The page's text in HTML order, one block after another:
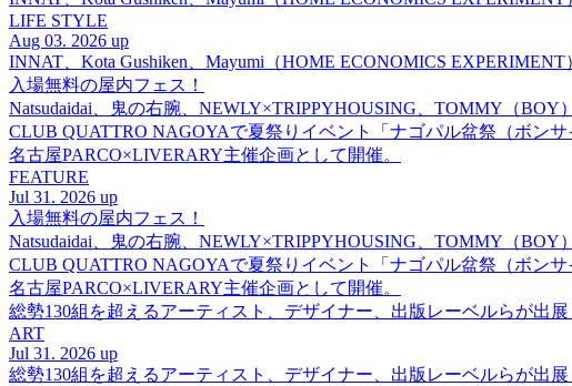
LIFE STYLE
Aug 03. 2026 up
INNAT、Kota Gushiken、Mayumi（HOME ECONOMICS
入場無料の屋内フェス！
Natsudaidai、鬼の右腕、NEWLY×TRIPPYHOUSING、TOMMY（BOY
CLUB QUATTRO NAGOYAで夏祭りイベント「ナゴパル盆祭（ボンサ
名古屋PARCO×LIVERARY主催企画として開催。
FEATURE
Jul 31. 2026 up
入場無料の屋内フェス！
Natsudaidai、鬼の右腕、NEWLY×TRIPPYHOUSING、TOMMY（BOY
CLUB QUATTRO NAGOYAで夏祭りイベント「ナゴパル盆祭（ボンサ
名古屋PARCO×LIVERARY主催企画として開催。
総勢130組を超えるアーティスト、デザイナー、出版レーベルらが出
ART
Jul 31. 2026 up
総勢130組を超えるアーティスト、デザイナー、出版レーベルらが出